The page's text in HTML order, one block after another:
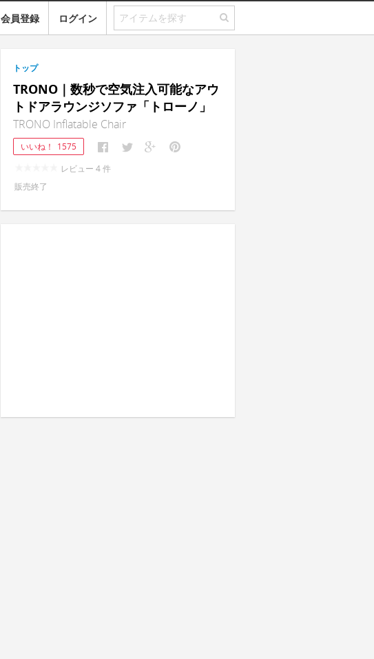
会員登録 ログイン
トップ
TRONO｜数秒で空気注入可能なアウ
トドアラウンジソファ「トローノ」
TRONO Inflatable Chair
いいね！
1575
レビュー 4件
販売終了